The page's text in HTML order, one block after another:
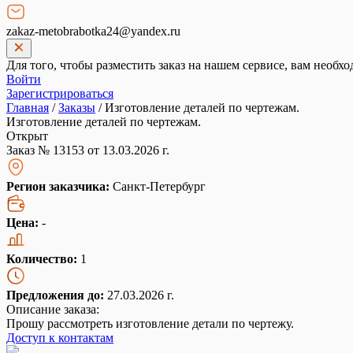
zakaz-metobrabotka24@yandex.ru
Для того, чтобы разместить заказ на нашем сервисе, вам
Войти
Зарегистрироваться
Главная /Заказы /Изготовление деталей по чертежам.
Изготовление деталей по чертежам.
Открыт
Заказ № 13153 от 13.03.2026 г.
Регион заказчика: Санкт-Петербург
Цена: -
Количество: 1
Предложения до: 27.03.2026 г.
Описание заказа:
Прошу рассмотреть изготовление детали по чертежу.
Доступ к контактам